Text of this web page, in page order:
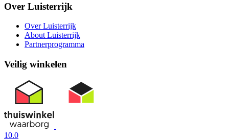
Over Luisterrijk
Over Luisterrijk
About Luisterrijk
Partnerprogramma
Veilig winkelen
10.0